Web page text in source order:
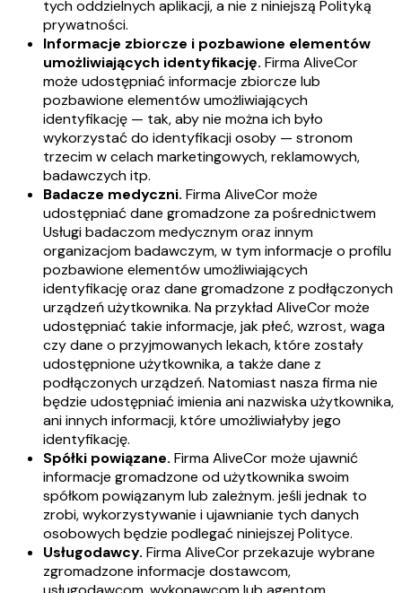
tych oddzielnych aplikacji, a nie z niniejszą Polityką
prywatności.
Informacje zbiorcze i pozbawione elementów
umożliwiających identyfikację. Firma AliveCor
może udostępniać informacje zbiorcze lub
pozbawione elementów umożliwiających
identyfikację — tak, aby nie można ich było
wykorzystać do identyfikacji osoby — stronom
trzecim w celach marketingowych, reklamowych,
badawczych itp.
Badacze medyczni. Firma AliveCor może
udostępniać dane gromadzone za pośrednictwem
Usługi badaczom medycznym oraz innym
organizacjom badawczym, w tym informacje o profilu
pozbawione elementów umożliwiających
identyfikację oraz dane gromadzone z podłączonych
urządzeń użytkownika. Na przykład AliveCor może
udostępniać takie informacje, jak płeć, wzrost, waga
czy dane o przyjmowanych lekach, które zostały
udostępnione użytkownika, a także dane z
podłączonych urządzeń. Natomiast nasza firma nie
będzie udostępniać imienia ani nazwiska użytkownika,
ani innych informacji, które umożliwiałyby jego
identyfikację.
Spółki powiązane. Firma AliveCor może ujawnić
informacje gromadzone od użytkownika swoim
spółkom powiązanym lub zależnym. jeśli jednak to
zrobi, wykorzystywanie i ujawnianie tych danych
osobowych będzie podlegać niniejszej Polityce.
Usługodawcy. Firma AliveCor przekazuje wybrane
zgromadzone informacje dostawcom,